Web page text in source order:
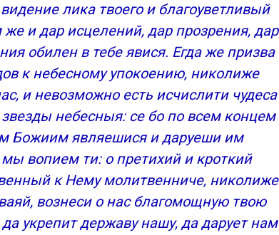
лика твоего и благоуветливый
же и дар исцелений, дар прозрения, дар
обилен в тебе явися. Егда же призва
к небесному упокоению, николиже
и невозможно есть исчислити чудеса
небесныя: се бо по всем концем
Божиим являешися и даруеши им
вопием ти: о претихий и кроткий
к Нему молитвенниче, николиже
вознеси о нас благомощную твою
укрепит державу нашу, да дарует нам